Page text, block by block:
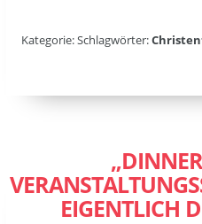
Kategorie: Schlagwörter:
EIGENTLICH